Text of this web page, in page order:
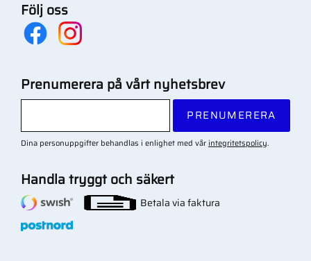
Följ oss
Prenumerera på vårt nyhetsbrev
PRENUMERERA
Dina personuppgifter behandlas i enlighet med vår integritetspolicy.
Handla tryggt och säkert
Betala via faktura